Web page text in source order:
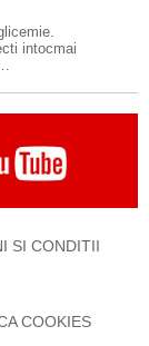
intocmai
SI CONDITII
COOKIES